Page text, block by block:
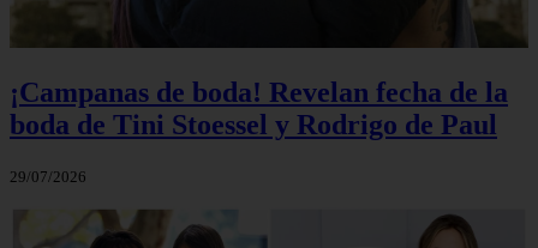
¡Campanas de boda! Revelan fecha de la
boda de Tini Stoessel y Rodrigo de Paul
29/07/2026